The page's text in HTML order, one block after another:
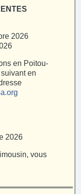
2026
en Poitou-
en
2026
vous